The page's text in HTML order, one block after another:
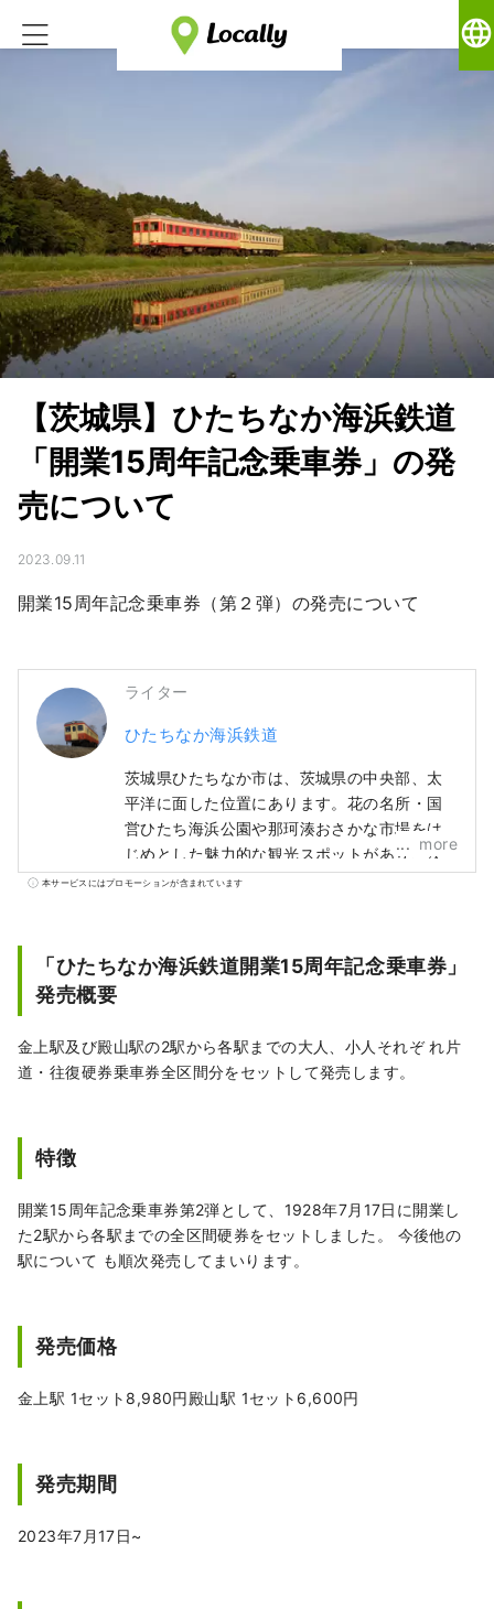
language
【茨城県】ひたちなか海浜鉄道
「開業15周年記念乗車券」の発
売について
2023.09.11
開業15周年記念乗車券（第２弾）の発売について
ライター
ひたちなか海浜鉄道
茨城県ひたちなか市は、茨城県の中央部、太
平洋に面した位置にあります。花の名所・国
営ひたち海浜公園や那珂湊おさかな市場をは
じめとした魅力的な観光スポットがあり、茨
城県の勝田と阿字ケ浦を結ぶ「ひたちなか海
輝いています。 黄金の鳥居でSNSでも話題沸
騰の「ほしいも神社」は、終点阿字ヶ浦駅で
阿字ヶ浦駅～公園海浜口間の土日・祝日にて
無料シャトルバス「ほしいもシャトルバス」
more
本サービスにはプロモーションが含まれています
「ひたちなか海浜鉄道開業15周年記念乗車券」
発売概要
金上駅及び殿山駅の2駅から各駅までの大人、小人それぞ れ片
道・往復硬券乗車券全区間分をセットして発売します。
特徴
開業15周年記念乗車券第2弾として、1928年7月17日に開業し
た2駅から各駅までの全区間硬券をセットしました。 今後他の
駅について も順次発売してまいります。
発売価格
金上駅 1セット8,980円殿山駅 1セット6,600円
発売期間
2023年7月17日~